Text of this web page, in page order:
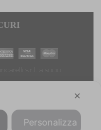
s.r.l. a socio
✕
Personalizza